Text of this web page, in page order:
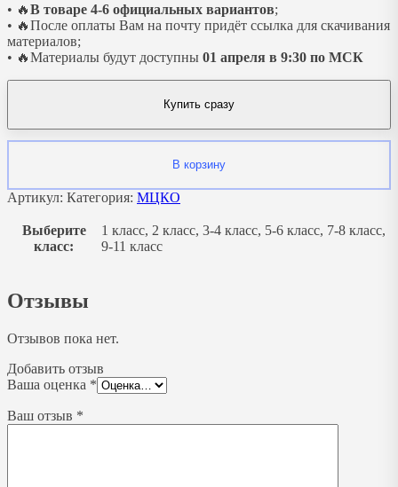
• 🔥В товаре 4-6 официальных вариантов;
• 🔥После оплаты Вам на почту придёт ссылка для скачивания
материалов;
• 🔥Материалы будут доступны 01 апреля в 9:30 по МСК
Купить сразу
В корзину
Артикул: Категория: МЦКО
Выберите
класс:
1 класс, 2 класс, 3-4 класс, 5-6 класс, 7-8 класс,
9-11 класс
Отзывы
Отзывов пока нет.
Добавить отзыв
Ваша оценка *
Ваш отзыв *